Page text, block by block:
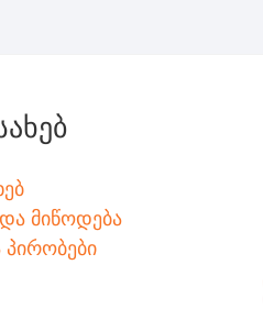
მიწოდება
პირობები